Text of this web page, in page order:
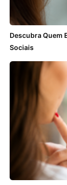
Descubra Quem
Sociais